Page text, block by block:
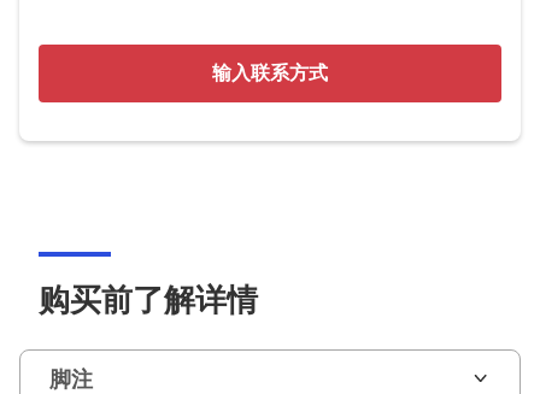
输入联系方式
购买前了解详情
脚注